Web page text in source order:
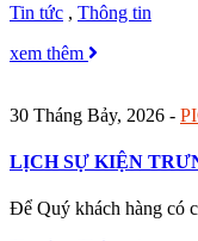
Tin tức , Thông tin
xem thêm
30 Tháng Bảy, 2026 -
LỊCH SỰ KIỆN
Để Quý khách hàng có